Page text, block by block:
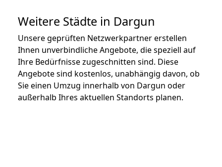
Weitere Städte in Dargun
Unsere geprüften Netzwerkpartner erstellen
Ihnen unverbindliche Angebote, die speziell auf
Ihre Bedürfnisse zugeschnitten sind. Diese
Angebote sind kostenlos, unabhängig davon, ob
Sie einen Umzug innerhalb von Dargun oder
außerhalb Ihres aktuellen Standorts planen.